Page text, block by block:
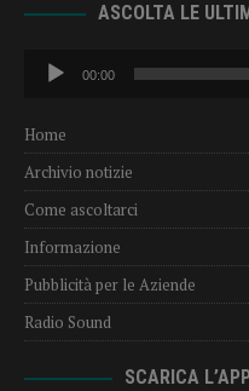
ASCOLTA LE
Audio
Player
00:00
Home
Archivio notizie
Come ascoltarci
Informazione
Pubblicità per le Aziende
Radio Sound
SCARICA